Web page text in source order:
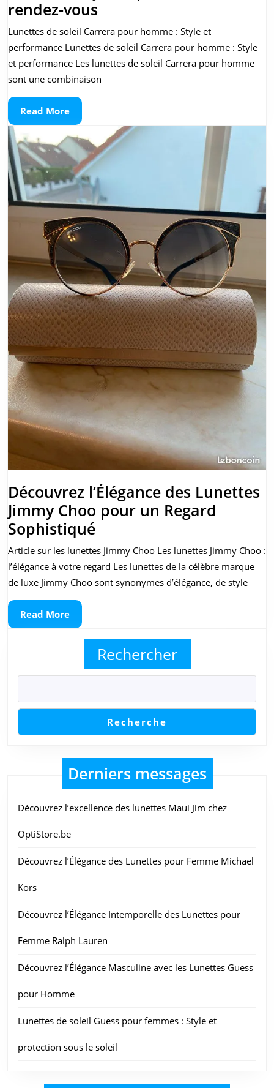
rendez-vous
de
soleil
Carrera
pour
Style
et
performance
au
rendez-
vous
Lunettes de soleil Carrera pour homme : Style et
performance Lunettes de soleil Carrera pour homme : Style
et performance Les lunettes de soleil Carrera pour homme
sont une combinaison
Read MoreRead
More
Découvrez l’Élégance des Lunettes
Jimmy Choo pour un Regard
SophistiquéDécouvrez
l’Élégance
des
Lunettes
pour
un
Regard
Article sur les lunettes Jimmy Choo Les lunettes Jimmy Choo :
l’élégance à votre regard Les lunettes de la célèbre marque
de luxe Jimmy Choo sont synonymes d’élégance, de style
Read MoreRead
More
Rechercher
Recherche
Derniers messages
Découvrez l’excellence des lunettes Maui Jim chez
OptiStore.be
Découvrez l’Élégance des Lunettes pour Femme Michael
Kors
Découvrez l’Élégance Intemporelle des Lunettes pour
Femme Ralph Lauren
Découvrez l’Élégance Masculine avec les Lunettes Guess
pour Homme
Lunettes de soleil Guess pour femmes : Style et
protection sous le soleil